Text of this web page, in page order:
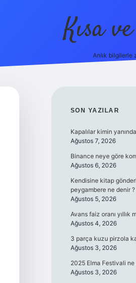
Kısa
Anlık bilgilerle
SON YAZILAR
Kapalılar kimin
Ağustos 7, 2026
Binance neye göre
Ağustos 6, 2026
Kendisine kitap
peygambere ne denir ?
Ağustos 5, 2026
Avans faiz oranı yıllık
Ağustos 4, 2026
3 parça kuzu pirzola
Ağustos 3, 2026
2025 Elma Festivali ne
Ağustos 3, 2026